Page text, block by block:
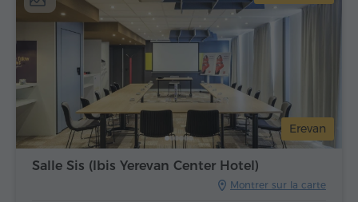
Erevan
Salle Sis (Ibis Yerevan Center Hotel)
Montrer sur la carte